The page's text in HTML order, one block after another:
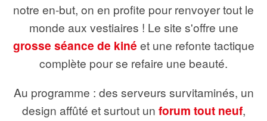
notre en-but, on en profite pour renvoyer tout le
monde aux vestiaires ! Le site s'offre une
grosse séance de kiné et une refonte tactique
complète pour se refaire une beauté.
Au programme : des serveurs survitaminés, un
design affûté et surtout un forum tout neuf,